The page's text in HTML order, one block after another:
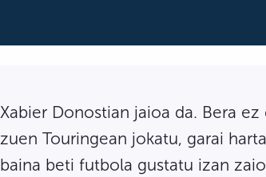
Xabier Donostian jaioa da. Bera
zuen Touringean jokatu, garai
baina beti futbola gustatu izan